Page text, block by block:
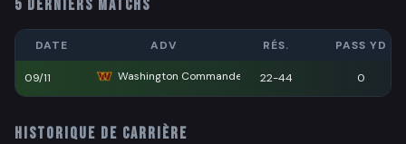
5 DERNIERS MATCHS
DATE ADV RÉS. PASS YD
09/11 Washington Commanders 22-44 0
HISTORIQUE DE CARRIÈRE